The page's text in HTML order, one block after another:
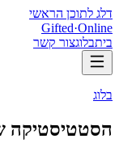
דלג לתוכן הראשי
Gifted·Online
ביתבלוגצור קשר
בלוג
הסטטיסטיקה של